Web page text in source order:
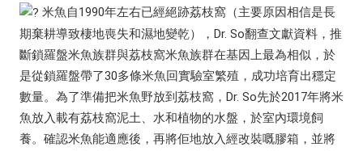
米魚自1990年左右已經絕跡荔枝窩（主要原因相信是長
期棄耕導致棲地喪失和濕地變乾），Dr. So翻查文獻資料，推
斷鎖羅盤米魚族群與荔枝窩米魚族群在基因上最為相似，於
是從鎖羅盤帶了30多條米魚回實驗室繁殖，成功培育出穩定
數量。為了準備把米魚野放到荔枝窩，Dr. So先於2017年將米
魚放入載有荔枝窩泥土、水和植物的水盤，於室內環境飼
養。確認米魚能適應後，再將佢地放入經改裝嘅膠箱，並將